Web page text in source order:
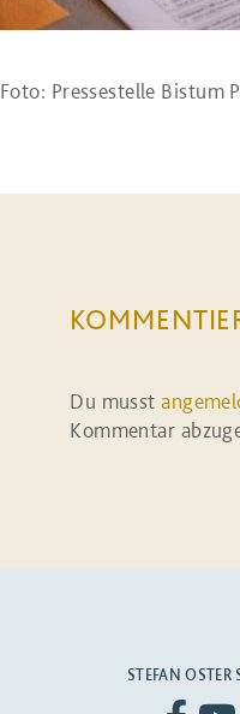
Foto: Pressestelle Bistum
Du musst
Kommentar
STEFAN